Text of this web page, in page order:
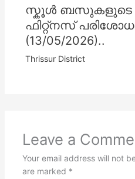
സ്കൂൾ
ഫിറ്റ്നസ്
(13/05/2026)..
Thrissur District
Leave a
Your email address will not
are marked *